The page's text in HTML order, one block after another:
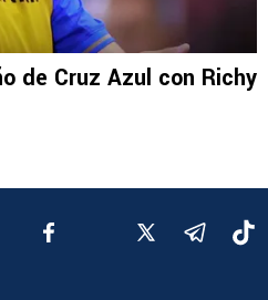
de Cruz Azul con Richy